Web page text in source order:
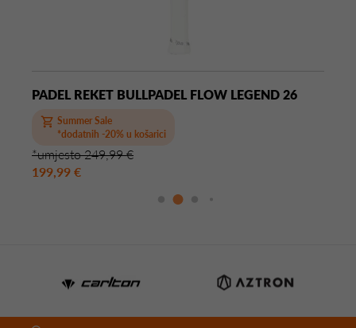
PADEL REKET BULLPADEL FLOW LEGEND 26
Summer Sale
*dodatnih -20% u košarici
*umjesto 249,99 €
199,99 €